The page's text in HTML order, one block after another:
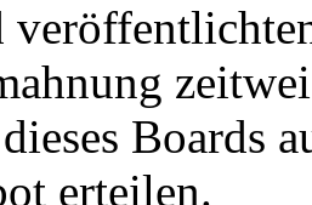
Boards
erteilen.